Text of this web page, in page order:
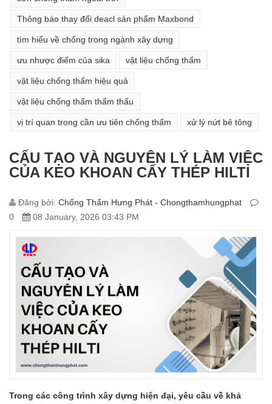
Thông báo thay đổi deacl sản phẩm Maxbond
tìm hiểu về chống trong ngành xây dựng
ưu nhược điểm của sika vật liệu chống thấm
vật liệu chống thấm hiệu quả
vật liệu chống thấm thẩm thấu
vị trí quan trọng cần ưu tiên chống thấm xử lý nứt bê tông
CẤU TẠO VÀ NGUYÊN LÝ LÀM VIỆC
CỦA KEO KHOAN CẤY THÉP HILTI
Đăng bởi: Chống Thấm Hưng Phát - Chongthamhungphat
0
08 January, 2026 03:43 PM
Trong các công trình xây dựng hiện đại, yêu cầu về khả